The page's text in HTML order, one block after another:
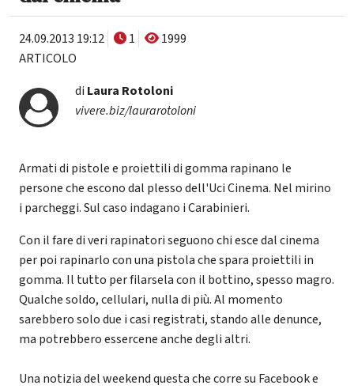
24.09.2013 19:12 1
1999
ARTICOLO
di Laura Rotoloni
vivere.biz/laurarotoloni
Armati di pistole e proiettili di gomma rapinano le
persone che escono dal plesso dell'Uci Cinema. Nel mirino
i parcheggi. Sul caso indagano i Carabinieri.
Con il fare di veri rapinatori seguono chi esce dal cinema
per poi rapinarlo con una pistola che spara proiettili in
gomma. Il tutto per filarsela con il bottino, spesso magro.
Qualche soldo, cellulari, nulla di più. Al momento
sarebbero solo due i casi registrati, stando alle denunce,
ma potrebbero essercene anche degli altri.
Una notizia del weekend questa che corre su Facebook e